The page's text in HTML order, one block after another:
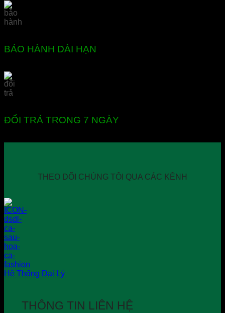
BẢO HÀNH DÀI HẠN
ĐỔI TRẢ TRONG 7 NGÀY
THEO DÕI CHÚNG TÔI QUA CÁC KÊNH
Hệ Thống Đại Lý
THÔNG TIN LIÊN HỆ